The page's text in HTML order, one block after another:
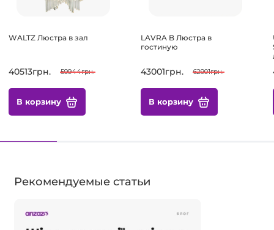
WALTZ Люстра в зал
40513грн. 59944грн.
В корзину
LAVRA B Люстра в
гостиную
43001грн. 62901грн.
В корзину
Рекомендуемые статьи